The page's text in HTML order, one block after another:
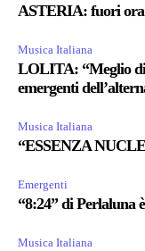
ASTERIA: fuori ora
Musica Italiana
LOLITA: “Meglio di
emergenti
Musica Italiana
“ESSENZA
Emergenti
“8:24” di Perlaluna
Musica Italiana